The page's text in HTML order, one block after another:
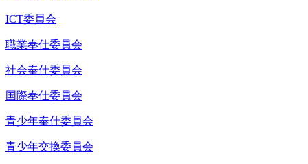
ICT委員会
職業奉仕委員会
社会奉仕委員会
国際奉仕委員会
青少年奉仕委員会
青少年交換委員会